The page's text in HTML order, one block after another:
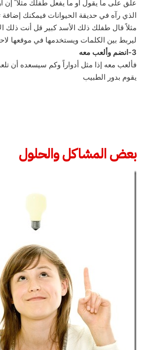
علق على ما يقول أو ما يفعل طفلك مثلا ً إن
الذي رآه في حديقة الحيوانات فيمكنك
مثلاً قال طفلك ذلك الأسد كبير قل أنت ذلك
ليربط بين الكلمات ويستخدمها في موقعها
3-انضم وألعب معه
فألعب معه إذا مثل أدواراً وكم سيسعده أن
يقوم بدور الطبيب
بعض المشاكل والحلول